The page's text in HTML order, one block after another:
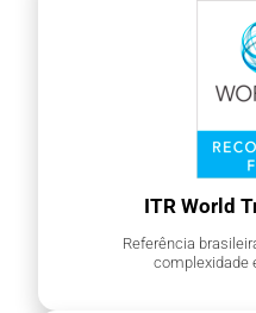
ITR World
Referência
complexidade